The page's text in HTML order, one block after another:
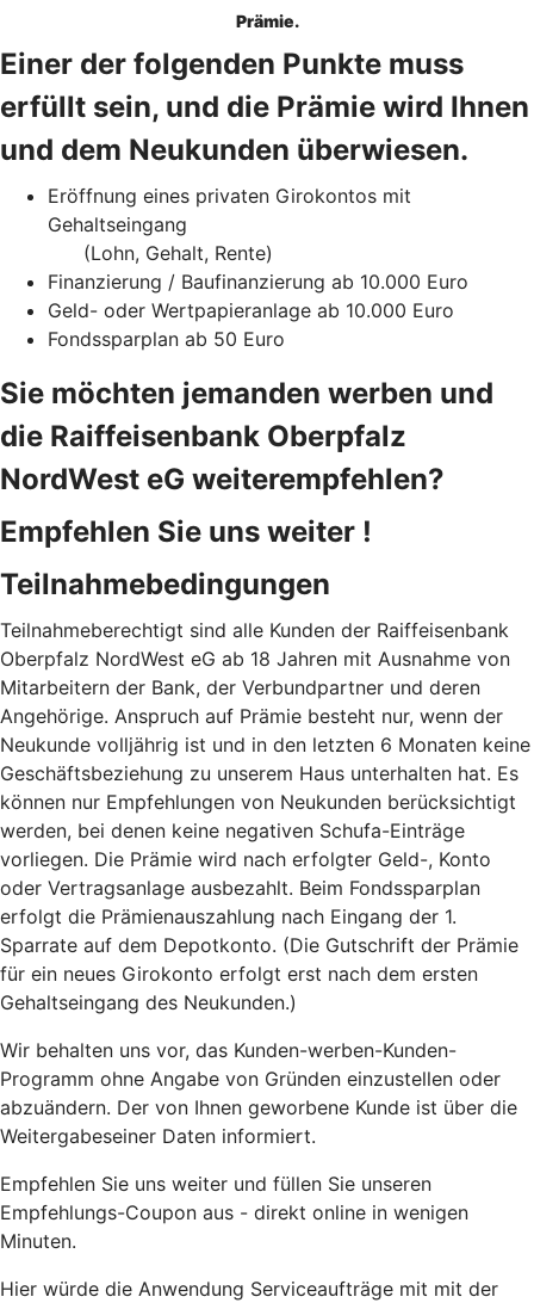
Prämie.
Einer der folgenden Punkte muss
erfüllt sein, und die Prämie wird Ihnen
und dem Neukunden überwiesen.
Eröffnung eines privaten Girokontos mit
Gehaltseingang
(Lohn, Gehalt, Rente)
Finanzierung / Baufinanzierung ab 10.000 Euro
Geld- oder Wertpapieranlage ab 10.000 Euro
Fondssparplan ab 50 Euro
Sie möchten jemanden werben und
die Raiffeisenbank Oberpfalz
NordWest eG weiterempfehlen?
Empfehlen Sie uns weiter !
Teilnahmebedingungen
Teilnahmeberechtigt sind alle Kunden der Raiffeisenbank
Oberpfalz NordWest eG ab 18 Jahren mit Ausnahme von
Mitarbeitern der Bank, der Verbundpartner und deren
Angehörige. Anspruch auf Prämie besteht nur, wenn der
Neukunde volljährig ist und in den letzten 6 Monaten keine
Geschäftsbeziehung zu unserem Haus unterhalten hat. Es
können nur Empfehlungen von Neukunden berücksichtigt
werden, bei denen keine negativen Schufa-Einträge
vorliegen. Die Prämie wird nach erfolgter Geld-, Konto
oder Vertragsanlage ausbezahlt. Beim Fondssparplan
erfolgt die Prämienauszahlung nach Eingang der 1.
Sparrate auf dem Depotkonto. (Die Gutschrift der Prämie
für ein neues Girokonto erfolgt erst nach dem ersten
Gehaltseingang des Neukunden.)
Wir behalten uns vor, das Kunden-werben-Kunden-
Programm ohne Angabe von Gründen einzustellen oder
abzuändern. Der von Ihnen geworbene Kunde ist über die
Weitergabeseiner Daten informiert.
Empfehlen Sie uns weiter und füllen Sie unseren
Empfehlungs-Coupon aus - direkt online in wenigen
Minuten.
Hier würde die Anwendung Serviceaufträge mit mit der